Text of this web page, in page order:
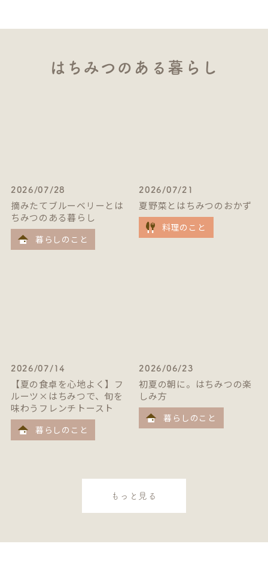
はちみつのある暮らし
2026/07/28
摘みたてブルーベリーとは
ちみつのある暮らし
暮らしのこと
2026/07/21
夏野菜とはちみつのおかず
料理のこと
2026/07/14
【夏の食卓を心地よく】フ
ルーツ×はちみつで、旬を
味わうフレンチトースト
暮らしのこと
2026/06/23
初夏の朝に。はちみつの楽
しみ方
暮らしのこと
もっと見る